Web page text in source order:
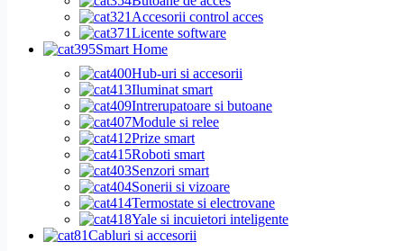
Accesorii control acces
Licente software
Smart Home
Hub-uri si accesorii
Iluminat smart
Intrerupatoare si butoane
Module si relee
Prize smart
Roboti smart
Senzori smart
Sonerii si vizoare
Termostate si electrovane
Yale si incuietori inteligente
Cabluri si accesorii